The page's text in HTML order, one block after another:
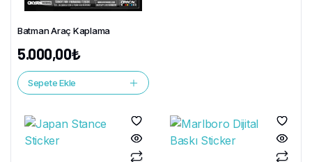
Batman Araç Kaplama
5.000,00₺
Sepete Ekle